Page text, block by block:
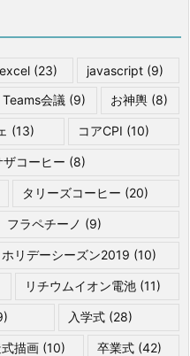
excel (23) javascript (9)
Teams会議 (9) お神輿(8)
(13) コアCPI (10)
ザコーヒー (8)
タリーズコーヒー (20)
フラペチーノ (9)
ホリデーシーズン2019 (10)
リチウムイオン電池(11)
入学式 (28)
描画 (10) 卒業式(42)